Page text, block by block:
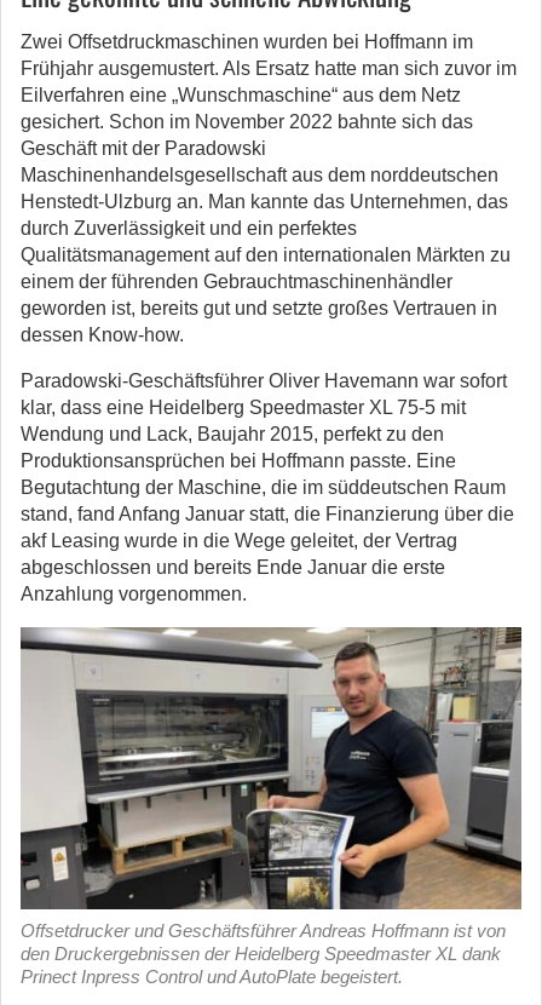
Zwei Offsetdruckmaschinen wurden bei Hoffmann im
Frühjahr ausgemustert. Als Ersatz hatte man sich zuvor im
Eilverfahren eine „Wunschmaschine“ aus dem Netz
gesichert. Schon im November 2022 bahnte sich das
Geschäft mit der Paradowski
Maschinenhandelsgesellschaft aus dem norddeutschen
Henstedt-Ulzburg an. Man kannte das Unternehmen, das
durch Zuverlässigkeit und ein perfektes
Qualitätsmanagement auf den internationalen Märkten zu
einem der führenden Gebrauchtmaschinenhändler
geworden ist, bereits gut und setzte großes Vertrauen in
dessen Know-how.
Paradowski-Geschäftsführer Oliver Havemann war sofort
klar, dass eine Heidelberg Speedmaster XL 75-5 mit
Wendung und Lack, Baujahr 2015, perfekt zu den
Produktionsansprüchen bei Hoffmann passte. Eine
Begutachtung der Maschine, die im süddeutschen Raum
stand, fand Anfang Januar statt, die Finanzierung über die
akf Leasing wurde in die Wege geleitet, der Vertrag
abgeschlossen und bereits Ende Januar die erste
Anzahlung vorgenommen.
Offsetdrucker und Geschäftsführer Andreas Hoffmann ist von
den Druckergebnissen der Heidelberg Speedmaster XL dank
Prinect Inpress Control und AutoPlate begeistert.